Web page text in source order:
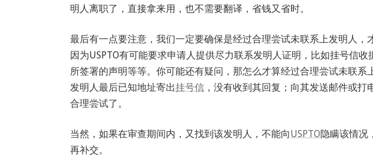
明人离职了，直接拿来用，也不需要翻译，省钱又省时。
最后有一点要注意，我们一定要确保是经过合理尝试未联系上发明人，
因为USPTO有可能要求申请人提供尽力联系发明人证明，比如挂号信
所签署的声明等等。你可能还有疑问，那怎么才算经过合理尝试未联系
发明人最后已知地址寄出挂号信 ，没有收到其回复；向其发送邮件或
合理尝试了。
当然，如果在审查期间内，又找到该发明人，不能向USPTO隐瞒该情况
再补交。